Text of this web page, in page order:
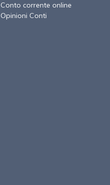
Conto corrente online
Opinioni Conti